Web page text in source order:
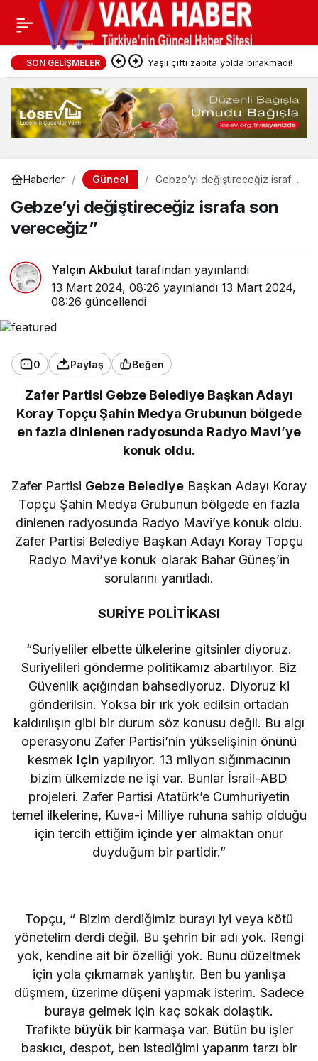
SON GELIŞMELER Yaşlı çifti zabıta yolda bırakmadı!
Haberler Güncel
Gebze’yi değiştireceğiz israfa
Gebze’yi değiştireceğiz israfa son
vereceğiz”
Yalçın Akbulut tarafından yayınlandı
13 Mart 2024, 08:26 yayınlandı 13 Mart 2024,
08:26 güncellendi
0 Paylaş Beğen
Zafer Partisi Gebze Belediye Başkan Adayı
Koray Topçu Şahin Medya Grubunun bölgede
en fazla dinlenen radyosunda Radyo Mavi’ye
konuk oldu.
Zafer Partisi Gebze Belediye Başkan Adayı Koray
Topçu Şahin Medya Grubunun bölgede en fazla
dinlenen radyosunda Radyo Mavi’ye konuk oldu.
Zafer Partisi Belediye Başkan Adayı Koray Topçu
Radyo Mavi’ye konuk olarak Bahar Güneş’in
sorularını yanıtladı.
SURİYE POLİTİKASI
“Suriyeliler elbette ülkelerine gitsinler diyoruz.
Suriyelileri gönderme politikamız abartılıyor. Biz
Güvenlik açığından bahsediyoruz. Diyoruz ki
gönderilsin. Yoksa birırk yok edilsin ortadan
kaldırılışın gibi bir durum söz konusu değil. Bu algı
operasyonu Zafer Partisi’nin yükselişinin önünü
kesmek için yapılıyor. 13 milyon sığınmacının
bizim ülkemizde ne işi var. Bunlar İsrail-ABD
projeleri. Zafer Partisi Atatürk’e Cumhuriyetin
temel ilkelerine, Kuva-i Milliye ruhuna sahip olduğu
için tercih ettiğim içindeyer almaktan onur
duyduğum bir partidir.”
Topçu, “ Bizim derdiğimiz burayı iyi veya kötü
yönetelim derdi değil. Bu şehrin bir adı yok. Rengi
yok, kendine ait bir özelliği yok. Bunu düzeltmek
için yola çıkmamak yanlıştır. Ben bu yanlışa
düşmem, üzerime düşeni yapmak isterim. Sadece
buraya gelmek için kaç sokak dolaştık.
Trafikte büyükbir karmaşa var. Bütün bu işler
baskıcı, despot, ben istediğimi yaparım tarzı bir